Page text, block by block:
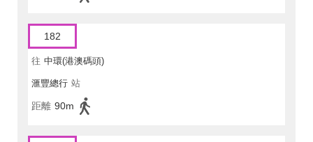
182
往 中環(港澳碼頭)
滙豐總行 站
距離 90m